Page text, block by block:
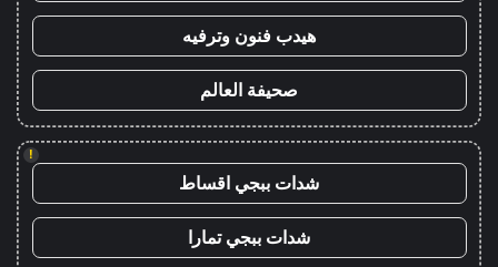
هيدب فنون وترفيه
صحيفة العالم
!
شدات ببجي اقساط
شدات ببجي تمارا